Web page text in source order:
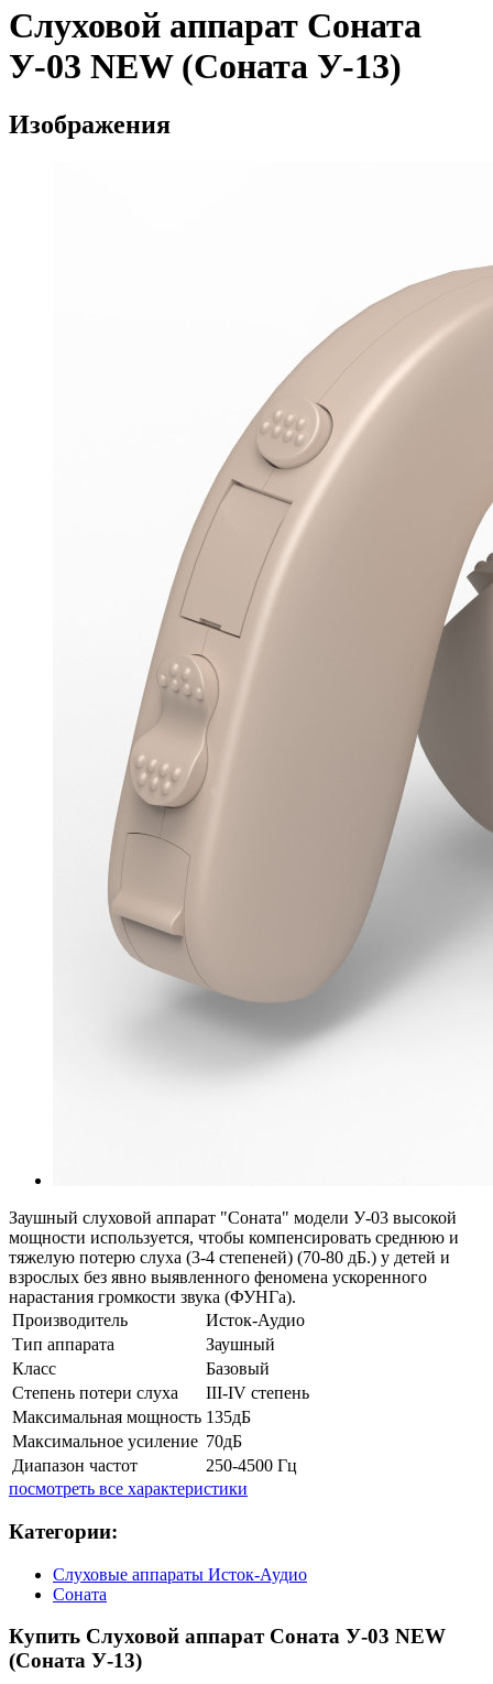
Слуховой аппарат Соната
У-03 NEW (Соната У-13)
Изображения
Заушный слуховой аппарат "Соната" модели У-03 высокой
мощности используется, чтобы компенсировать среднюю и
тяжелую потерю слуха (3-4 степеней) (70-80 дБ.) у детей и
взрослых без явно выявленного феномена ускоренного
нарастания громкости звука (ФУНГа).
Производитель
Исток-Аудио
Тип аппарата
Заушный
Класс
Базовый
Степень потери слуха
III-IV степень
Максимальная мощность 135дБ
Максимальное усиление 70дБ
Диапазон частот
250-4500 Гц
посмотреть все характеристики
Категории:
Слуховые аппараты Исток-Аудио
Соната
Купить Слуховой аппарат Соната У-03 NEW
(Соната У-13)